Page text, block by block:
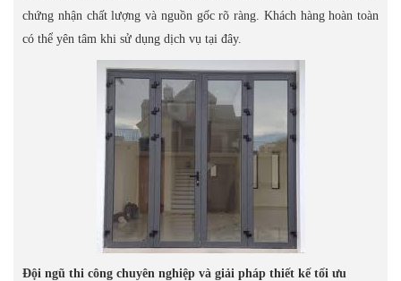
chứng nhận chất lượng và nguồn gốc rõ ràng. Khách hàng hoàn toàn
có thể yên tâm khi sử dụng dịch vụ tại đây.
Đội ngũ thi công chuyên nghiệp và giải pháp thiết kế tối ưu